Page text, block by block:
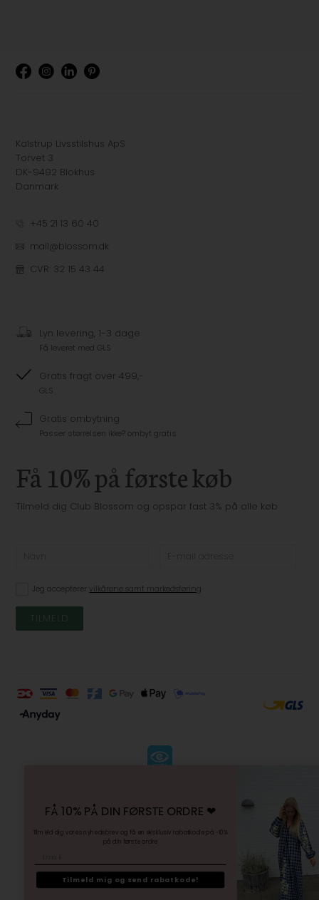
Kalstrup Livsstilshus ApS
Torvet 3
DK-9492 Blokhus
Danmark
+45 21 13 60 40
mail@blossom.dk
CVR: 32 15 43 44
Lyn levering, 1-3 dage
Få leveret med GLS
Gratis fragt over 499,-
GLS
Gratis ombytning
Passer størrelsen ikke? ombyt gratis
Få 10% på første køb
Tilmeld dig Club Blossom og opspar fast 3% på alle køb
Jeg accepterervilkårene samt markedsføring
-
-
PERSONDATAPOLITIK
FÅ 10% PÅ DIN FØRSTE ORDRE ❤︎
Tilmeld dig vores nyhedsbrev og få en eksklusiv rabatkode på -10%
på din første ordre
Tilmeld mig og send rabatkode!